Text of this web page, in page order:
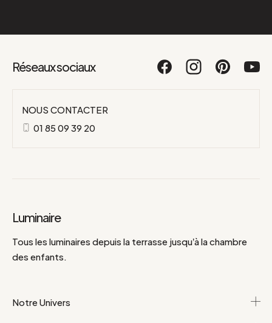
Réseaux sociaux
NOUS CONTACTER
01 85 09 39 20
Luminaire
Tous les luminaires depuis la terrasse jusqu’à la chambre
des enfants.
Notre Univers